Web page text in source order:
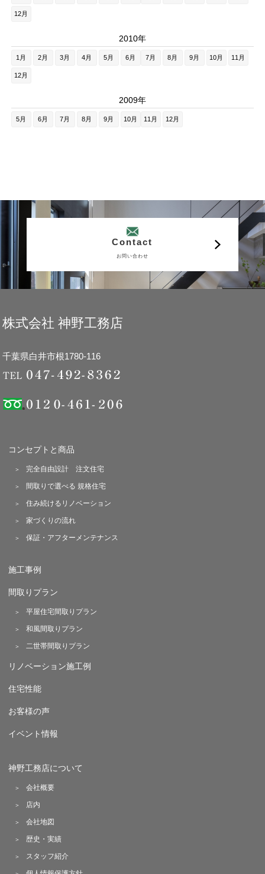
12月
2010年
1月 2月 3月 4月 5月 6月 7月 8月 9月 10月 11月
12月
2009年
5月 6月 7月 8月 9月 10月 11月 12月
Contact
お問い合わせ
株式会社 神野工務店
千葉県白井市根1780-116
コンセプトと商品
完全自由設計 注文住宅
間取りで選べる 規格住宅
住み続けるリノベーション
家づくりの流れ
保証・アフターメンテナンス
施工事例
間取りプラン
平屋住宅間取りプラン
和風間取りプラン
二世帯間取りプラン
リノベーション施工例
住宅性能
お客様の声
イベント情報
神野工務店について
会社概要
店内
会社地図
歴史・実績
スタッフ紹介